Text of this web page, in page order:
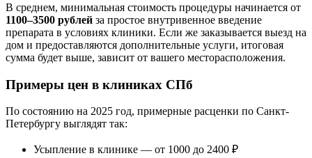
В среднем, минимальная стоимость процедуры начинается от
1100–3500 рублей за простое внутривенное введение
препарата в условиях клиники. Если же заказывается выезд на
дом и предоставляются дополнительные услуги, итоговая
сумма будет выше, зависит от вашего месторасположения.
Примеры цен в клиниках СПб
По состоянию на 2025 год, примерные расценки по Санкт-
Петербургу выглядят так:
Усыпление в клинике — от 1000 до 2400 ₽